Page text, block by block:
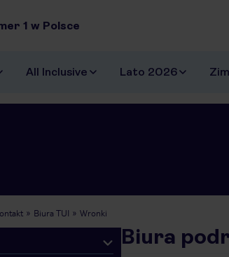
1 w Polsce
All Inclusive Lato 2026
Biura TUI Wronki
Biura